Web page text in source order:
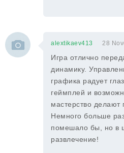
alextikaev413 28
Игра отлично
динамику.
графика радует
геймплей и
мастерство делают
Немного больше
помешало бы, но в
развлечение!